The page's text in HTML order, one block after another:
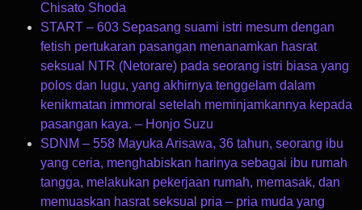
Chisato Shoda
START – 603 Sepasang suami istri mesum dengan
fetish pertukaran pasangan menanamkan hasrat
seksual NTR (Netorare) pada seorang istri biasa yang
polos dan lugu, yang akhirnya tenggelam dalam
kenikmatan immoral setelah meminjamkannya kepada
pasangan kaya. – Honjo Suzu
SDNM – 558 Mayuka Arisawa, 36 tahun, seorang ibu
yang ceria, menghabiskan harinya sebagai ibu rumah
tangga, melakukan pekerjaan rumah, memasak, dan
memuaskan hasrat seksual pria – pria muda yang